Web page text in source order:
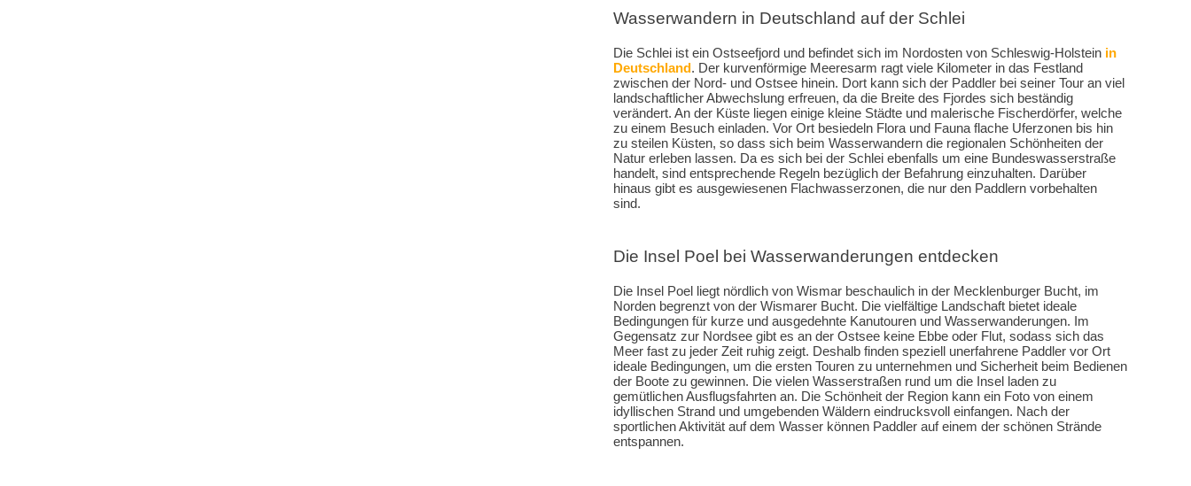
Wasserwandern in Deutschland auf der Schlei
Die Schlei ist ein Ostseefjord und befindet sich im Nordosten von Schleswig-Holstein in
Deutschland. Der kurvenförmige Meeresarm ragt viele Kilometer in das Festland
zwischen der Nord- und Ostsee hinein. Dort kann sich der Paddler bei seiner Tour an viel
landschaftlicher Abwechslung erfreuen, da die Breite des Fjordes sich beständig
verändert. An der Küste liegen einige kleine Städte und malerische Fischerdörfer, welche
zu einem Besuch einladen. Vor Ort besiedeln Flora und Fauna flache Uferzonen bis hin
zu steilen Küsten, so dass sich beim Wasserwandern die regionalen Schönheiten der
Natur erleben lassen. Da es sich bei der Schlei ebenfalls um eine Bundeswasserstraße
handelt, sind entsprechende Regeln bezüglich der Befahrung einzuhalten. Darüber
hinaus gibt es ausgewiesenen Flachwasserzonen, die nur den Paddlern vorbehalten
sind.
Die Insel Poel bei Wasserwanderungen entdecken
Die Insel Poel liegt nördlich von Wismar beschaulich in der Mecklenburger Bucht, im
Norden begrenzt von der Wismarer Bucht. Die vielfältige Landschaft bietet ideale
Bedingungen für kurze und ausgedehnte Kanutouren und Wasserwanderungen. Im
Gegensatz zur Nordsee gibt es an der Ostsee keine Ebbe oder Flut, sodass sich das
Meer fast zu jeder Zeit ruhig zeigt. Deshalb finden speziell unerfahrene Paddler vor Ort
ideale Bedingungen, um die ersten Touren zu unternehmen und Sicherheit beim Bedienen
der Boote zu gewinnen. Die vielen Wasserstraßen rund um die Insel laden zu
gemütlichen Ausflugsfahrten an. Die Schönheit der Region kann ein Foto von einem
idyllischen Strand und umgebenden Wäldern eindrucksvoll einfangen. Nach der
sportlichen Aktivität auf dem Wasser können Paddler auf einem der schönen Strände
entspannen.